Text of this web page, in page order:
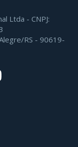
Ltda - CNPJ:
RS - 90619-